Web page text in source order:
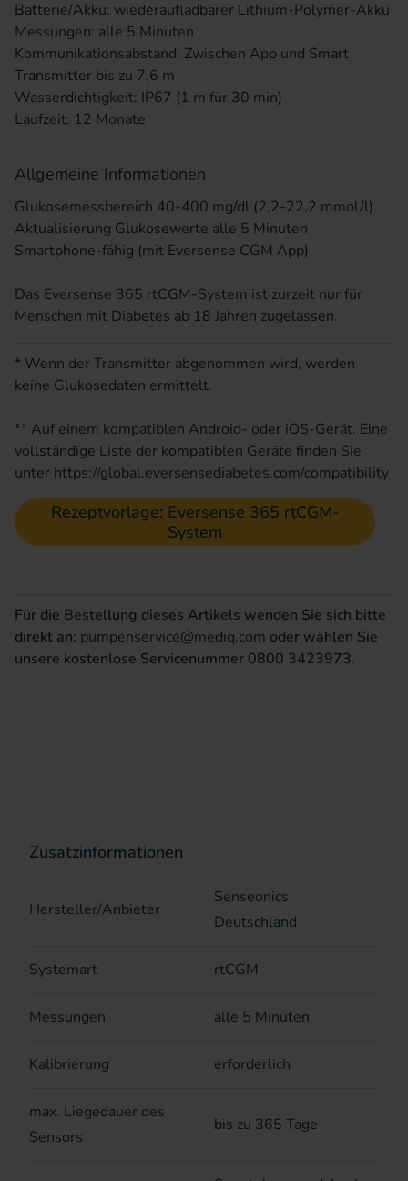
Batterie/Akku: wiederaufladbarer Lithium-Polymer-Akku
Messungen: alle 5 Minuten
Kommunikationsabstand: Zwischen App und Smart
Transmitter bis zu 7,6 m
Wasserdichtigkeit: IP67 (1 m für 30 min)
Laufzeit: 12 Monate
Allgemeine Informationen
Glukosemessbereich 40-400 mg/dl (2,2-22,2 mmol/l)
Aktualisierung Glukosewerte alle 5 Minuten
Smartphone-fähig (mit Eversense CGM App)
Das Eversense 365 rtCGM-System ist zurzeit nur für
Menschen mit Diabetes ab 18 Jahren zugelassen.
* Wenn der Transmitter abgenommen wird, werden
keine Glukosedaten ermittelt.
** Auf einem kompatiblen Android- oder iOS-Gerät. Eine
vollständige Liste der kompatiblen Geräte finden Sie
unter https://global.eversensediabetes.com/compatibility
Rezeptvorlage: Eversense 365 rtCGM-
System
Für die Bestellung dieses Artikels wenden Sie sich bitte
direkt an: pumpenservice@mediq.com oder wählen Sie
unsere kostenlose Servicenummer 0800 3423973.
Zusatzinformationen
Hersteller/Anbieter
Senseonics
Deutschland
Systemart rtCGM
Messungen alle 5 Minuten
Kalibrierung erforderlich
max. Liegedauer des
Sensors
bis zu 365 Tage